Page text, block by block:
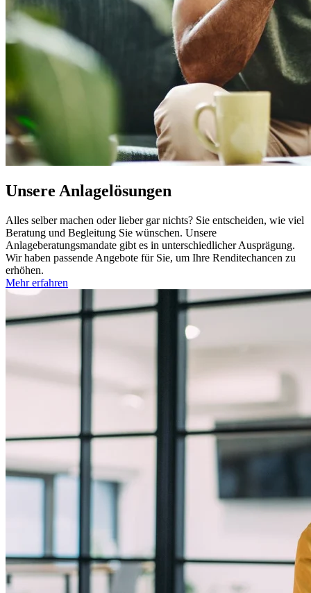
Unsere Anlagelösungen
Alles selber machen oder lieber gar nichts? Sie entscheiden, wie viel
Beratung und Begleitung Sie wünschen. Unsere
Anlageberatungsmandate gibt es in unterschiedlicher Ausprägung.
Wir haben passende Angebote für Sie, um Ihre Renditechancen zu
erhöhen.
Mehr erfahren